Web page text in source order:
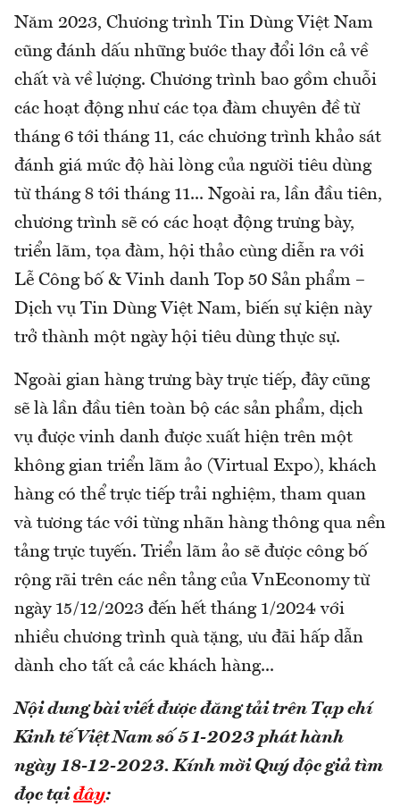
Năm 2023, Chương trình Tin Dùng Việt Nam
cũng đánh dấu những bước thay đổi lớn cả về
chất và về lượng. Chương trình bao gồm chuỗi
các hoạt động như các tọa đàm chuyên đề từ
tháng 6 tới tháng 11, các chương trình khảo sát
đánh giá mức độ hài lòng của người tiêu dùng
từ tháng 8 tới tháng 11... Ngoài ra, lần đầu tiên,
chương trình sẽ có các hoạt động trưng bày,
triển lãm, tọa đàm, hội thảo cùng diễn ra với
Lễ Công bố & Vinh danh Top 50 Sản phẩm –
Dịch vụ Tin Dùng Việt Nam, biến sự kiện này
trở thành một ngày hội tiêu dùng thực sự.
Ngoài gian hàng trưng bày trực tiếp, đây cũng
sẽ là lần đầu tiên toàn bộ các sản phẩm, dịch
vụ được vinh danh được xuất hiện trên một
không gian triển lãm ảo (Virtual Expo), khách
hàng có thể trực tiếp trải nghiệm, tham quan
và tương tác với từng nhãn hàng thông qua nền
tảng trực tuyến. Triển lãm ảo sẽ được công bố
rộng rãi trên các nền tảng của VnEconomy từ
ngày 15/12/2023 đến hết tháng 1/2024 với
nhiều chương trình quà tặng, ưu đãi hấp dẫn
dành cho tất cả các khách hàng...
Nội dung bài viết được đăng tải trên Tạp chí
Kinh tế Việt Nam số 51-2023 phát hành
ngày 18-12-2023.Kính mời Quý độc giả tìm
đọc tại đây: